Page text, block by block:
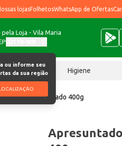
lojasFolhetosWhatsApp de Ofertas
pela Loja - Vila Maria
ou informe seu
da sua região
Higiene
Da Fazenda Fatiado 400g